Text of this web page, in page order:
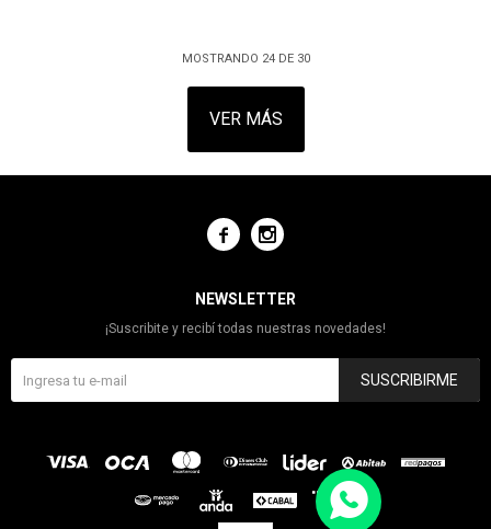
MOSTRANDO 24DE 30
VER MÁS
 
NEWSLETTER
¡Suscribite y recibí todas nuestras novedades!
SUSCRIBIRME